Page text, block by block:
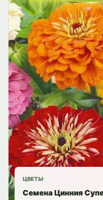
ЦВЕТЫ
Семена Цинния